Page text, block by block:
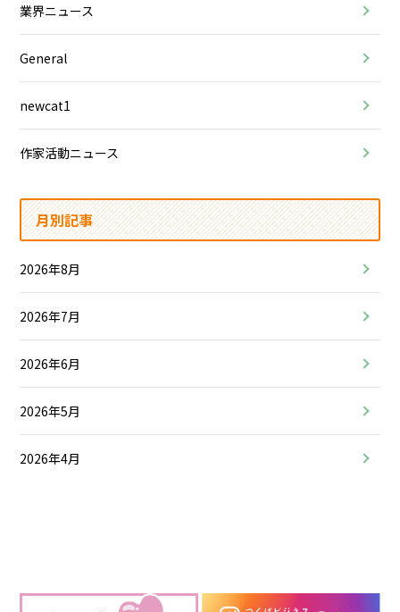
業界ニュース
General
newcat1
作家活動ニュース
月別記事
2026年8月
2026年7月
2026年6月
2026年5月
2026年4月